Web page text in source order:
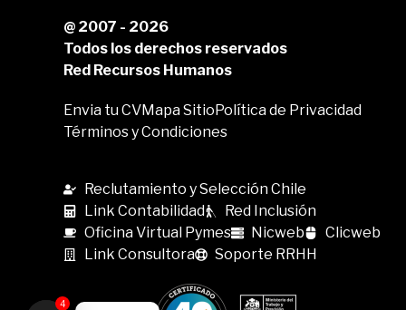
@ 2007 - 2026
Todos los derechos reservados
Red Recursos Humanos
Envia tu CVMapa SitioPolítica de Privacidad
Términos y Condiciones
Reclutamiento y Selección Chile
Link Contabilidad
Red Inclusión
Oficina Virtual Pymes
Nicweb
Clicweb
Link Consultora
Soporte RRHH
4